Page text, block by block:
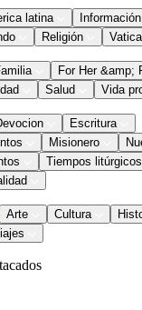
latina
Religión
For Her &amp;
Salud Vida
Escritura
Misionero
Tiempos litúrgicos
Arte Cultura